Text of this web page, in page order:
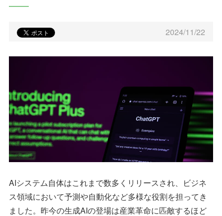
2024/11/22
AIシステム自体はこれまで数多くリリースされ、ビジネ
ス領域において予測や自動化など多様な役割を担ってき
ました。昨今の生成AIの登場は産業革命に匹敵するほど